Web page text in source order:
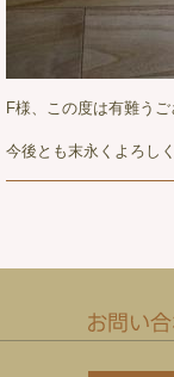
F様、この度は有難うご
今後とも末永くよろし